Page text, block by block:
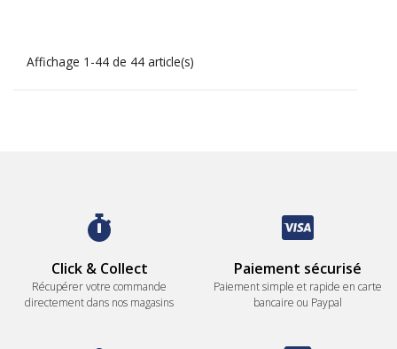
Affichage 1-44 de 44 article(s)
Click & Collect
Récupérer votre commande
directement dans nos magasins
Paiement sécurisé
Paiement simple et rapide en carte
bancaire ou Paypal